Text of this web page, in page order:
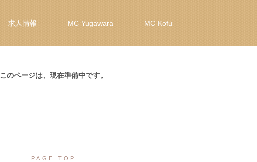
求人情報 MC Yugawara MC Kofu
このページは、現在準備中です。
PAGE TOP